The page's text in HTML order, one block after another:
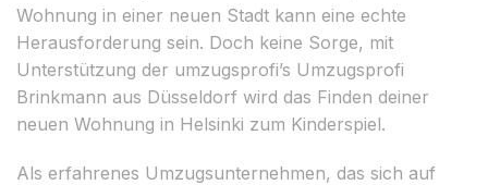
Wohnung in einer neuen Stadt kann eine echte
Herausforderung sein. Doch keine Sorge, mit
Unterstützung der umzugsprofi’s Umzugsprofi
Brinkmann aus Düsseldorf wird das Finden deiner
neuen Wohnung in Helsinki zum Kinderspiel.
Als erfahrenes Umzugsunternehmen, das sich auf